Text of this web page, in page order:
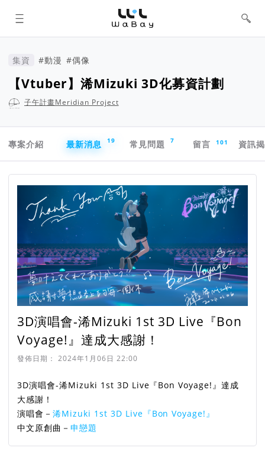
WaBay 挖貝 | 台灣最值得信賴的群眾
集資 / 群眾募資平台
集資 #動漫 #偶像
【Vtuber】浠Mizuki 3D化募資計劃
子午計畫Meridian Project
專案介紹
最新消息 19 常見問題 7 留言 101 資訊
3D演唱會-浠Mizuki 1st 3D Live『Bon
Voyage!』達成大感謝！
發佈日期： 2024年1月06日 22:00
3D演唱會-浠Mizuki 1st 3D Live『Bon Voyage!』達成
大感謝！
演唱會－ 浠Mizuki 1st 3D Live『Bon Voyage!』
中文原創曲－ 申戀題